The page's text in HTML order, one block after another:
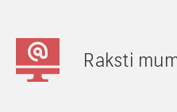
Raksti